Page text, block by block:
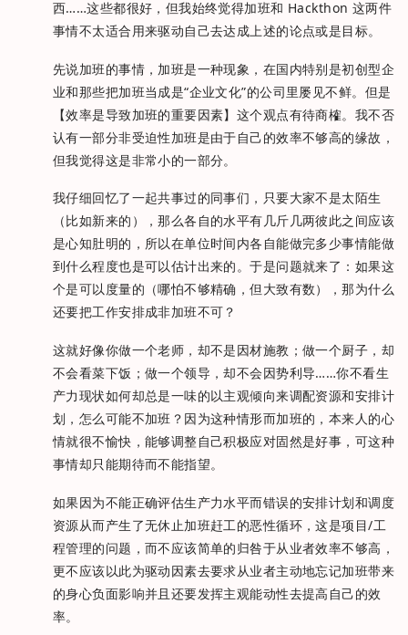
西……这些都很好，但我始终觉得加班和 Hackthon 这两件
事情不太适合用来驱动自己去达成上述的论点或是目标。
先说加班的事情，加班是一种现象，在国内特别是初创型企
业和那些把加班当成是“企业文化”的公司里屡见不鲜。但是
【效率是导致加班的重要因素】这个观点有待商榷。我不否
认有一部分非受迫性加班是由于自己的效率不够高的缘故，
但我觉得这是非常小的一部分。
我仔细回忆了一起共事过的同事们，只要大家不是太陌生
（比如新来的），那么各自的水平有几斤几两彼此之间应该
是心知肚明的，所以在单位时间内各自能做完多少事情能做
到什么程度也是可以估计出来的。于是问题就来了：如果这
个是可以度量的（哪怕不够精确，但大致有数），那为什么
还要把工作安排成非加班不可？
这就好像你做一个老师，却不是因材施教；做一个厨子，却
不会看菜下饭；做一个领导，却不会因势利导……你不看生
产力现状如何却总是一味的以主观倾向来调配资源和安排计
划，怎么可能不加班？因为这种情形而加班的，本来人的心
情就很不愉快，能够调整自己积极应对固然是好事，可这种
事情却只能期待而不能指望。
如果因为不能正确评估生产力水平而错误的安排计划和调度
资源从而产生了无休止加班赶工的恶性循环，这是项目/工
程管理的问题，而不应该简单的归咎于从业者效率不够高，
更不应该以此为驱动因素去要求从业者主动地忘记加班带来
的身心负面影响并且还要发挥主观能动性去提高自己的效
率。